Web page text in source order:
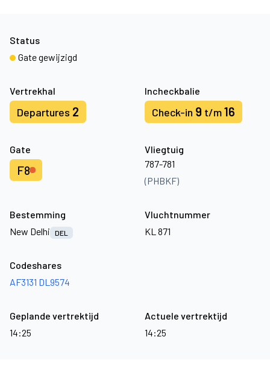
Vertrekhal
Departures 2
Incheckbalie
Check-in 9 t/m16
Gate
F8
Vliegtuig
787-781
(PHBKF)
Status
Gate gewijzigd
Bestemming
New Delhi
DEL
Vluchtnummer
KL 871
Codeshares
AF3131 DL9574
Geplande vertrektijd
14:25
Actuele vertrektijd
14:25